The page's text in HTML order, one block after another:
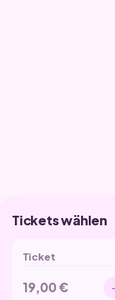
Tickets wählen
Ticket
19,00€